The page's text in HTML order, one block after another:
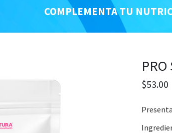
COMPLEMENTA TU
$53.00